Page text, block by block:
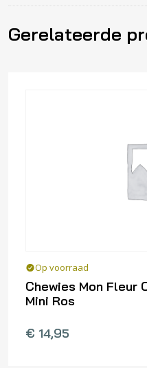
Gerelateerde
Op voorraad
Chewies Mon
Mini Ros
€ 14,95